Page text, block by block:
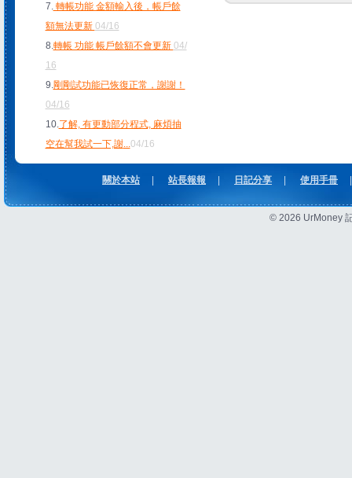
7.轉帳功能 金額輸入後，帳戶餘
額無法更新 04/16
8.轉帳 功能 帳戶餘額不會更新 04/
16
9.剛剛試功能已恢復正常，謝謝！
04/16
10.了解, 有更動部分程式, 麻煩抽
空在幫我試一下,謝...04/16
關於本站 站長報報 日記分享 使用手冊
© 2026 UrMoney